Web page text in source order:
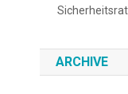
ARCHIVE